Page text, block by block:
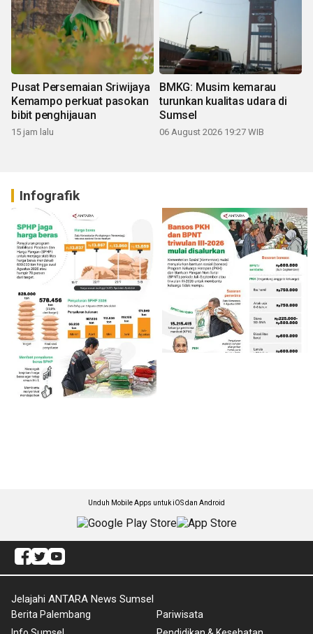
Pusat Persemaian Sriwijaya
Kemampo perkuat pasokan
bibit penghijauan
15 jam lalu
BMKG: Musim kemarau
turunkan kualitas udara di
Sumsel
06 August 2026 19:27 WIB
Infografik
Unduh Mobile Apps untuk iOS dan Android
Jelajahi ANTARA News Sumsel
Berita Palembang
Pariwisata